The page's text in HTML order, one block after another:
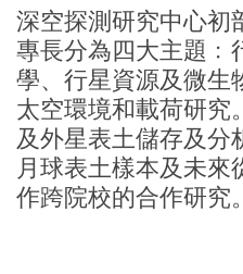
深空探測研究中心初
專長分為四大主題﹕
學、行星資源及微生
太空環境和載荷研究
及外星表土儲存及分
月球表土樣本及未
作跨院校的合作研究。